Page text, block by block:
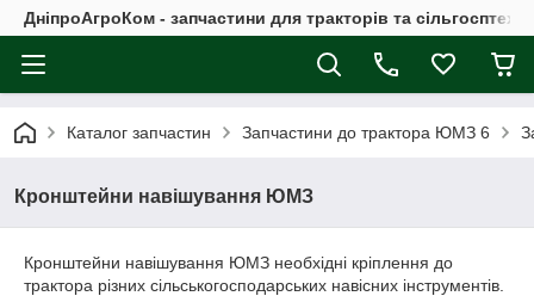
ДніпроАгроКом - запчастини для тракторів та
Каталог запчастин Запчастини до трактора ЮМЗ 6
Кронштейни навішування ЮМЗ
Кронштейни навішування ЮМЗ необхідні кріплення до
трактора різних сільськогосподарських навісних інструментів.